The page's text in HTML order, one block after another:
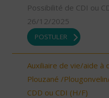
Possibilité de CDI ou
26/12/2025
POSTULER
Auxiliaire de vie/aide à
Plouzané /
CDD ou CDI (H/F)